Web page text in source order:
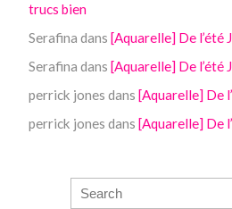
trucs bien
Serafina dans [Aquarelle] De l’été
Serafina dans [Aquarelle] De l’été
perrick jones dans [Aquarelle] De
perrick jones dans [Aquarelle] De